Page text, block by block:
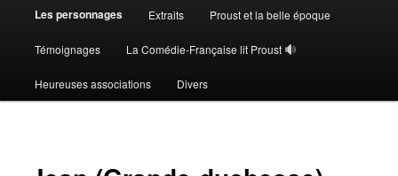
Les personnages Extraits Proust et la belle époque
Témoignages La Comédie-Française lit Proust
Heureuses associations Divers